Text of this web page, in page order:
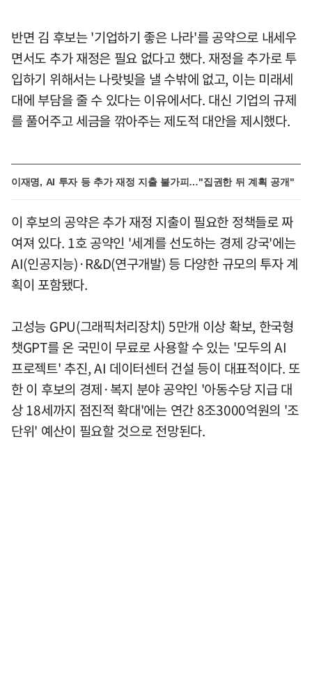
반면 김 후보는 '기업하기 좋은 나라'를 공약으로 내세우
면서도 추가 재정은 필요 없다고 했다. 재정을 추가로 투
입하기 위해서는 나랏빚을 낼 수밖에 없고, 이는 미래세
대에 부담을 줄 수 있다는 이유에서다. 대신 기업의 규제
를 풀어주고 세금을 깎아주는 제도적 대안을 제시했다.
이재명, AI 투자 등 추가 재정 지출 불가피…"집권한 뒤 계획 공개"
이 후보의 공약은 추가 재정 지출이 필요한 정책들로 짜
여져 있다. 1호 공약인 '세계를 선도하는 경제 강국'에는
AI(인공지능)·R&D(연구개발) 등 다양한 규모의 투자 계
획이 포함됐다.
고성능 GPU(그래픽처리장치) 5만개 이상 확보, 한국형
챗GPT를 온 국민이 무료로 사용할 수 있는 '모두의 AI
프로젝트' 추진, AI 데이터센터 건설 등이 대표적이다. 또
한 이 후보의 경제·복지 분야 공약인 '아동수당 지급 대
상 18세까지 점진적 확대'에는 연간 8조3000억원의 '조
단위' 예산이 필요할 것으로 전망된다.